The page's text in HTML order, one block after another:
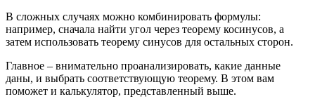
В сложных случаях можно комбинировать формулы:
например, сначала найти угол через теорему косинусов, а
затем использовать теорему синусов для остальных сторон.
Главное – внимательно проанализировать, какие данные
даны, и выбрать соответствующую теорему. В этом вам
поможет и калькулятор, представленный выше.